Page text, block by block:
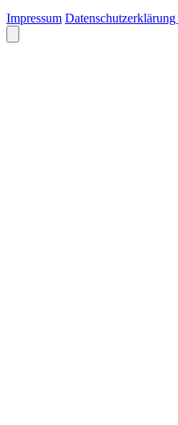
Impressum Datenschutzerklärung